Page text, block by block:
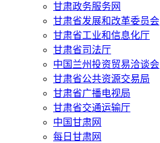
甘肃政务服务网
甘肃省发展和改革委员会
甘肃省工业和信息化厅
甘肃省司法厅
中国兰州投资贸易洽谈会
甘肃省公共资源交易局
甘肃省广播电视局
甘肃省交通运输厅
中国甘肃网
每日甘肃网